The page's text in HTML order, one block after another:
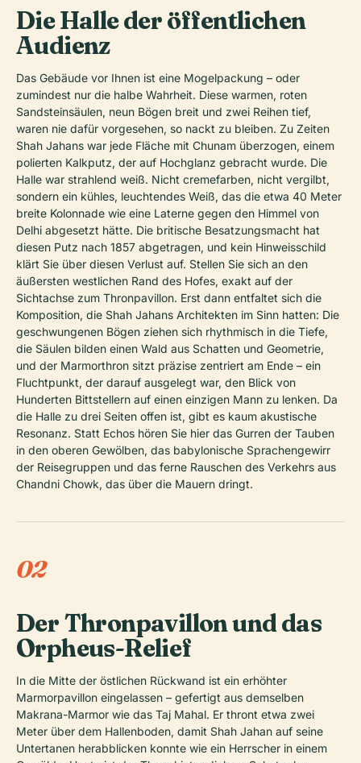
Die Halle der öffentlichen
Audienz
Das Gebäude vor Ihnen ist eine Mogelpackung – oder
zumindest nur die halbe Wahrheit. Diese warmen, roten
Sandsteinsäulen, neun Bögen breit und zwei Reihen tief,
waren nie dafür vorgesehen, so nackt zu bleiben. Zu Zeiten
Shah Jahans war jede Fläche mit Chunam überzogen, einem
polierten Kalkputz, der auf Hochglanz gebracht wurde. Die
Halle war strahlend weiß. Nicht cremefarben, nicht vergilbt,
sondern ein kühles, leuchtendes Weiß, das die etwa 40 Meter
breite Kolonnade wie eine Laterne gegen den Himmel von
Delhi abgesetzt hätte. Die britische Besatzungsmacht hat
diesen Putz nach 1857 abgetragen, und kein Hinweisschild
klärt Sie über diesen Verlust auf. Stellen Sie sich an den
äußersten westlichen Rand des Hofes, exakt auf der
Sichtachse zum Thronpavillon. Erst dann entfaltet sich die
Komposition, die Shah Jahans Architekten im Sinn hatten: Die
geschwungenen Bögen ziehen sich rhythmisch in die Tiefe,
die Säulen bilden einen Wald aus Schatten und Geometrie,
und der Marmorthron sitzt präzise zentriert am Ende – ein
Fluchtpunkt, der darauf ausgelegt war, den Blick von
Hunderten Bittstellern auf einen einzigen Mann zu lenken. Da
die Halle zu drei Seiten offen ist, gibt es kaum akustische
Resonanz. Statt Echos hören Sie hier das Gurren der Tauben
in den oberen Gewölben, das babylonische Sprachengewirr
der Reisegruppen und das ferne Rauschen des Verkehrs aus
Chandni Chowk, das über die Mauern dringt.
02
Der Thronpavillon und das
Orpheus-Relief
In die Mitte der östlichen Rückwand ist ein erhöhter
Marmorpavillon eingelassen – gefertigt aus demselben
Makrana-Marmor wie das Taj Mahal. Er thront etwa zwei
Meter über dem Hallenboden, damit Shah Jahan auf seine
Untertanen herabblicken konnte wie ein Herrscher in einem